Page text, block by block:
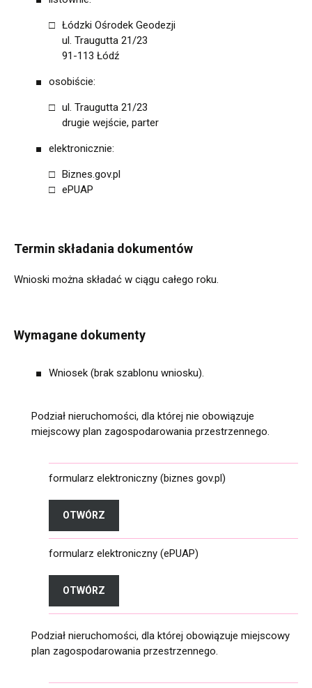
Łódzki Ośrodek Geodezji
ul. Traugutta 21/23
91-113 Łódź
osobiście:
ul. Traugutta 21/23
drugie wejście, parter
elektronicznie:
Biznes.gov.pl
ePUAP
Termin składania dokumentów
Wnioski można składać w ciągu całego roku.
Wymagane dokumenty
Wniosek (brak szablonu wniosku).
Podział nieruchomości, dla której nie obowiązuje
miejscowy plan zagospodarowania przestrzennego.
formularz elektroniczny (biznes gov.pl)
OTWÓRZ
formularz elektroniczny (ePUAP)
OTWÓRZ
Podział nieruchomości, dla której obowiązuje miejscowy
plan zagospodarowania przestrzennego.